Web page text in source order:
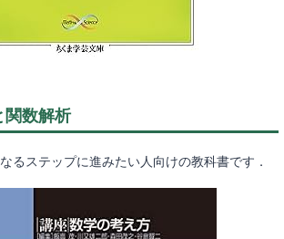
関数解析
るステップに進みたい人向けの教科書です．